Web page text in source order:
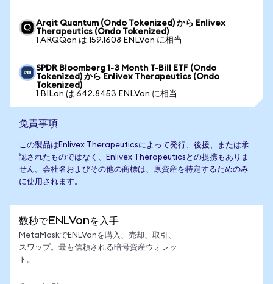
Arqit Quantum (Ondo Tokenized) から Enlivex
Therapeutics (Ondo Tokenized)
1 ARQQon は 159.1608 ENLVon に相当
SPDR Bloomberg 1-3 Month T-Bill ETF (Ondo
Tokenized) から Enlivex Therapeutics (Ondo
Tokenized)
1 BILon は 642.8453 ENLVon に相当
免責事項
この製品はEnlivex Therapeuticsによって発行、後援、または承
認されたものではなく、Enlivex Therapeuticsとの提携もありま
せん。会社名およびその他の商標は、原資産を特定するためのみ
に使用されます。
数秒でENLVonを入手
MetaMaskでENLVonを購入、売却、取引、
スワップ。最も信頼される暗号資産ウォレッ
ト。